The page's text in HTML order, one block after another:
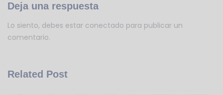
Deja una respuesta
Lo siento, debes estar conectado para publicar un
comentario.
Related Post